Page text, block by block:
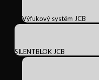
Výfukový systém JCB
SILENTBLOK JCB